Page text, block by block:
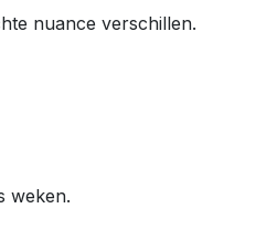
nuance verschillen.
weken.